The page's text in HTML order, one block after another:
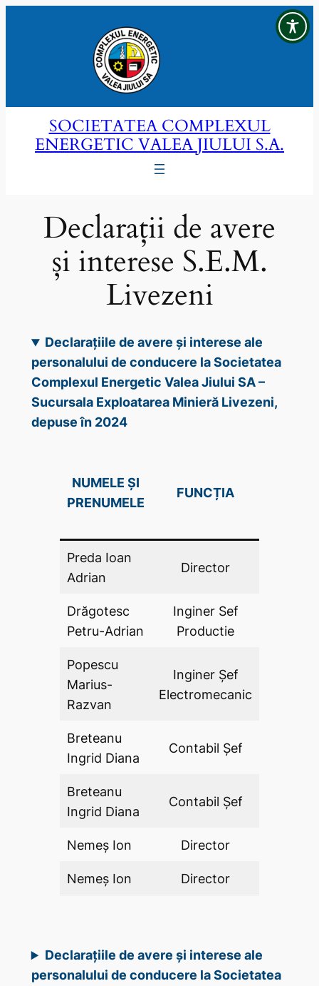
SOCIETATEA COMPLEXUL
ENERGETIC VALEA JIULUI S.A.
Declarații de avere
și interese S.E.M.
Livezeni
Declarațiile de avere și interese ale
personalului de conducere la Societatea
Complexul Energetic Valea Jiului SA –
Sucursala Exploatarea Minieră Livezeni,
depuse în 2024
NUMELE ȘI
PRENUMELE
FUNCȚIA
Preda Ioan
Adrian
Director
Drăgotesc
Petru-Adrian
Inginer Sef
Productie
Popescu
Marius-
Razvan
Inginer Şef
Electromecanic
Breteanu
Ingrid Diana
Contabil Șef
Breteanu
Ingrid Diana
Contabil Șef
Nemeș Ion Director
Nemeș Ion Director
Declarațiile de avere și interese ale
personalului de conducere la Societatea